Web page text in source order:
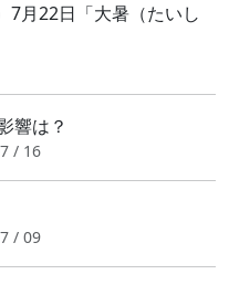
月22日「大暑（たいし
響は？
/ 16
/ 09